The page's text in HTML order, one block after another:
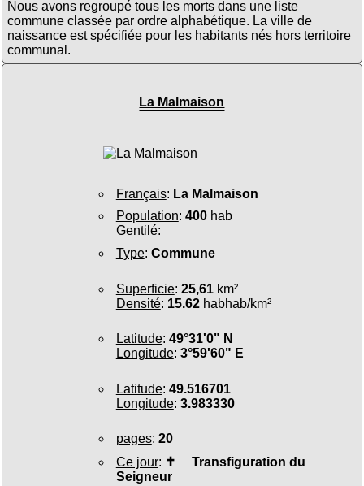
Nous avons regroupé tous les morts dans une liste
commune classée par ordre alphabétique. La ville de
naissance est spécifiée pour les habitants nés hors territoire
communal.
La Malmaison
Français: La Malmaison
Population: 400hab
Gentilé:
Type: Commune
Superficie: 25,61km²
Densité: 15.62habhab/km²
Latitude: 49°31'0" N
Longitude: 3°59'60" E
Latitude: 49.516701
Longitude: 3.983330
pages: 20
Ce jour: ✝ Transfiguration du
Seigneur